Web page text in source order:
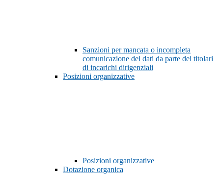
Sanzioni per mancata o incompleta
comunicazione dei dati da parte dei titolari
di incarichi dirigenziali
Posizioni organizzative
Posizioni organizzative
Dotazione organica